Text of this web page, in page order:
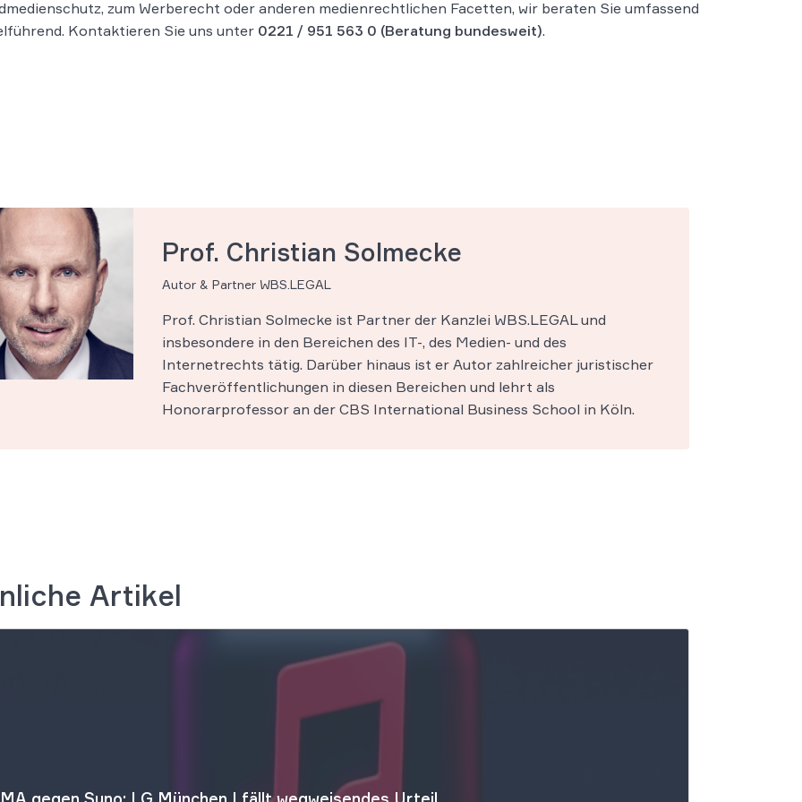
zum Werberecht oder anderen medienrechtlichen Facetten, wir beraten Sie umfassend
Kontaktieren Sie uns unter 0221 / 951 563 0 (Beratung bundesweit).
Prof. Christian Solmecke
Autor & Partner WBS.LEGAL
Prof. Christian Solmecke ist Partner der Kanzlei WBS.LEGAL und
insbesondere in den Bereichen des IT-, des Medien- und des
Internetrechts tätig. Darüber hinaus ist er Autor zahlreicher juristischer
Fachveröffentlichungen in diesen Bereichen und lehrt als
Honorarprofessor an der CBS International Business School in Köln.
Artikel